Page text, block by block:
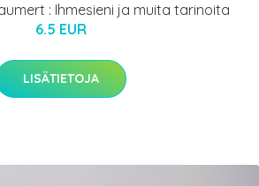
: Ihmesieni ja muita tarinoita
6.5 EUR
LISÄTIETOJA